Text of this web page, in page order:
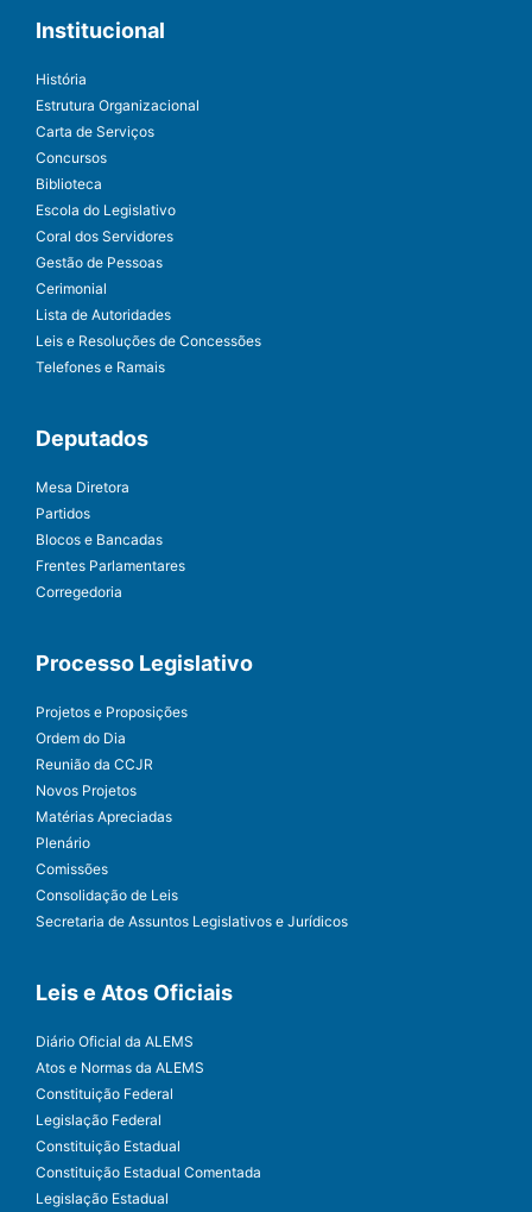
Institucional
História
Estrutura Organizacional
Carta de Serviços
Concursos
Biblioteca
Escola do Legislativo
Coral dos Servidores
Gestão de Pessoas
Cerimonial
Lista de Autoridades
Leis e Resoluções de Concessões
Telefones e Ramais
Deputados
Mesa Diretora
Partidos
Blocos e Bancadas
Frentes Parlamentares
Corregedoria
Processo Legislativo
Projetos e Proposições
Ordem do Dia
Reunião da CCJR
Novos Projetos
Matérias Apreciadas
Plenário
Comissões
Consolidação de Leis
Secretaria de Assuntos Legislativos e Jurídicos
Leis e Atos Oficiais
Diário Oficial da ALEMS
Atos e Normas da ALEMS
Constituição Federal
Legislação Federal
Constituição Estadual
Constituição Estadual Comentada
Legislação Estadual